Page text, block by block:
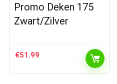
Promo Deken 175
Zwart/Zilver
€51.99